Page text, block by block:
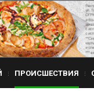
ПРОИСШЕСТВИЯ